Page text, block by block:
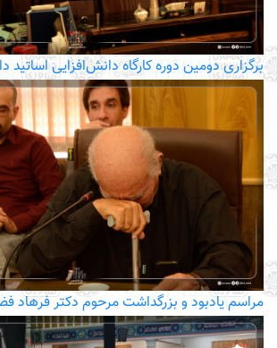
برگزاری دومین دوره کارگاه دانش‌افزایی
مراسم یادبود و بزرگداشت مرحوم دکتر فرهاد